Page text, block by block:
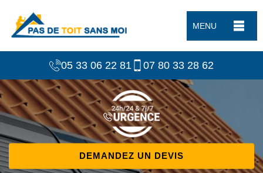
MENU
05 33 06 22 81 07 80 33 28 62
DEMANDEZ UN DEVIS